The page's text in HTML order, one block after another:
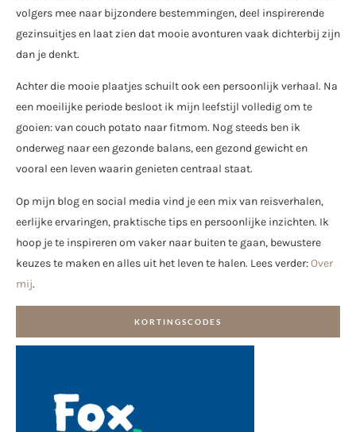
volgers mee naar bijzondere bestemmingen, deel inspirerende
gezinsuitjes en laat zien dat mooie avonturen vaak dichterbij zijn
dan je denkt.
Achter die mooie plaatjes schuilt ook een persoonlijk verhaal. Na
een moeilijke periode besloot ik mijn leefstijl volledig om te
gooien: van couch potato naar fitmom. Nog steeds ben ik
onderweg naar een gezonde balans, een gezond gewicht en
vooral een leven waarin genieten centraal staat.
Op mijn blog en social media vind je een mix van reisverhalen,
eerlijke ervaringen, praktische tips en persoonlijke inzichten. Ik
hoop je te inspireren om vaker naar buiten te gaan, bewustere
keuzes te maken en alles uit het leven te halen. Lees verder:Over
mij.
KORTINGSCODES